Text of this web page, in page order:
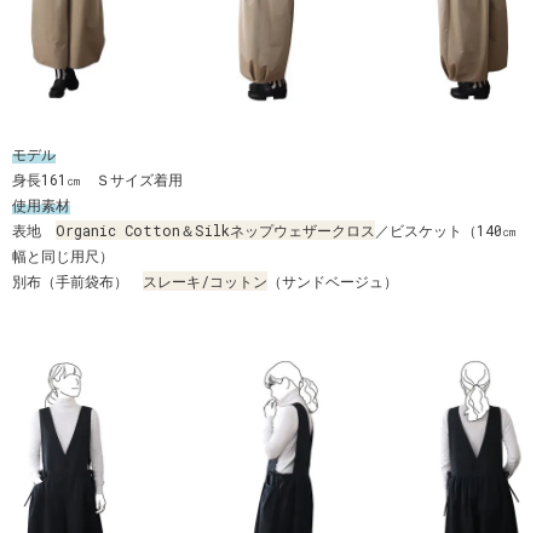
モデル
身長161㎝ Ｓサイズ着用
使用素材
表地 Organic Cotton＆Silkネップウェザークロス ／ビスケット（140㎝
幅と同じ用尺）
別布（手前袋布）
スレーキ/コットン （サンドベージュ）